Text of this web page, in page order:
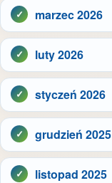
marzec 2026
luty 2026
styczeń 2026
grudzień 2025
listopad 2025